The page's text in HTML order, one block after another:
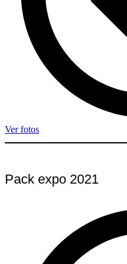
Ver fotos
Pack expo 2021